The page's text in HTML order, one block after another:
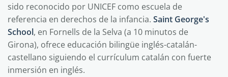
sido reconocido por UNICEF como escuela de
referencia en derechos de la infancia. Saint George's
School, en Fornells de la Selva (a 10 minutos de
Girona), ofrece educación bilingüe inglés-catalán-
castellano siguiendo el currículum catalán con fuerte
inmersión en inglés.